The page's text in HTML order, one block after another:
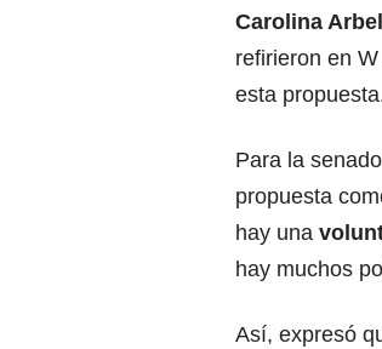
Carolina
refirieron en
esta
Para la
propuesta
hay una
hay muchos
Así, expresó